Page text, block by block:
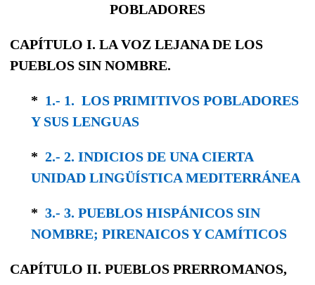
POBLADORES
CAPÍTULO I. LA VOZ LEJANA DE LOS
PUEBLOS SIN NOMBRE.
* 1.- 1. LOS PRIMITIVOS POBLADORES
Y SUS LENGUAS
* 2.- 2. INDICIOS DE UNA CIERTA
UNIDAD LINGÜÍSTICA MEDITERRÁNEA
* 3.- 3. PUEBLOS HISPÁNICOS SIN
NOMBRE; PIRENAICOS Y CAMÍTICOS
CAPÍTULO II. PUEBLOS PRERROMANOS,